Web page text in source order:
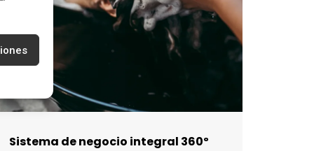
Sistema de negocio integral 360º